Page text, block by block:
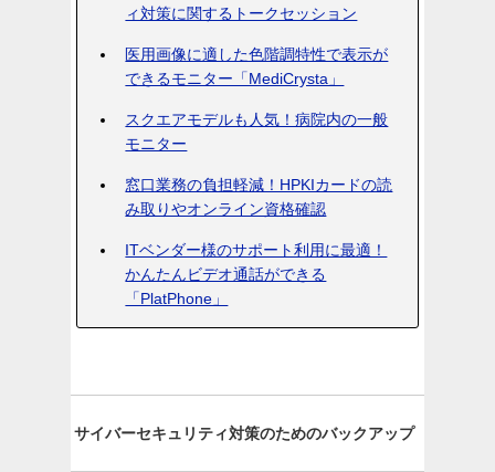
ィ対策に関するトークセッション
医用画像に適した色階調特性で表示が
できるモニター「MediCrysta」
スクエアモデルも人気！病院内の一般
モニター
窓口業務の負担軽減！HPKIカードの読
み取りやオンライン資格確認
ITベンダー様のサポート利用に最適！
かんたんビデオ通話ができる
「PlatPhone」
サイバーセキュリティ対策のためのバックアップ